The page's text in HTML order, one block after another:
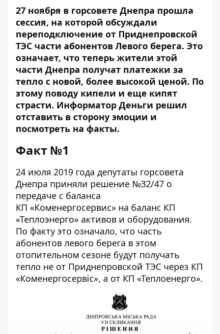
27 ноября в горсовете Днепра прошла
сессия, на которой обсуждали
переподключение от Приднепровской
ТЭС части абонентов Левого берега. Это
означает, что теперь жители этой
части Днепра получат платежки за
тепло с новой, более высокой ценой. По
этому поводу кипели и еще кипят
страсти. Информатор Деньги решил
отставить в сторону эмоции и
посмотреть на факты.
Факт №1
24 июля 2019 года депутаты горсовета
Днепра приняли решение №32/47 о
передаче с баланса
КП «Коменергосервис» на баланс КП
«Теплоэнерго» активов и оборудования.
По факту это означало, что часть
абонентов левого берега в этом
отопительном сезоне будут получать
тепло не от Приднепровской ТЭС через КП
«Коменергосервіс», а от КП «Теплоенерго».